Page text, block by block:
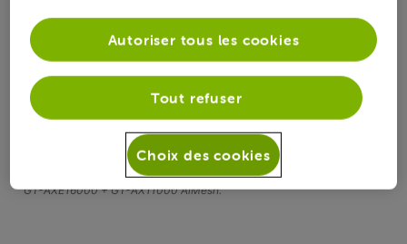
sans connaître le nom du site en question, on ne saura pas
vous aider.
La charte | Le Forum VOO-‎La communauté VOO évolue : Support
client sur le forum, il y a du changement ! | Le Forum VOO
MERCI DE LIRE SVP !!!
PACK « TRIO GIGA MAX » | CGA4233 Mode Bridge | Routeur ASUS
GT-AXE16000 + GT-AX11000 AiMesh.
Tout refuser
Autoriser tous les cookies
Choix des cookies